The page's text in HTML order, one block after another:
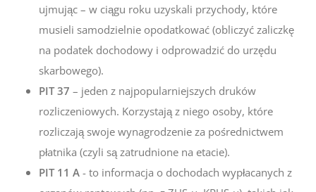
ujmując – w ciągu roku uzyskali przychody, które
musieli samodzielnie opodatkować (obliczyć zaliczkę
na podatek dochodowy i odprowadzić do urzędu
skarbowego).
PIT 37 – jeden z najpopularniejszych druków
rozliczeniowych. Korzystają z niego osoby, które
rozliczają swoje wynagrodzenie za pośrednictwem
płatnika (czyli są zatrudnione na etacie).
PIT 11 A- to informacja o dochodach wypłacanych z